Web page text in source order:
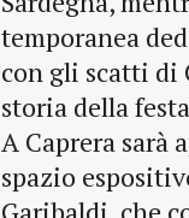
temporanea
con gli scatti di
storia della
A Caprera sarà
spazio